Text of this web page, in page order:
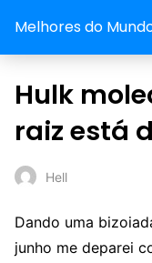
Melhores do
Hulk
raiz está
Hell
Dando uma
junho me deparei